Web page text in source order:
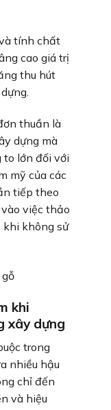
tính chất
cao giá trị
thu hút
thuần là
dựng mà
to lớn đối với
mỹ của các
tiếp theo
việc thảo
khi không sử
khi
xây dựng
trong
nhiều hậu
chỉ đến
và hiệu